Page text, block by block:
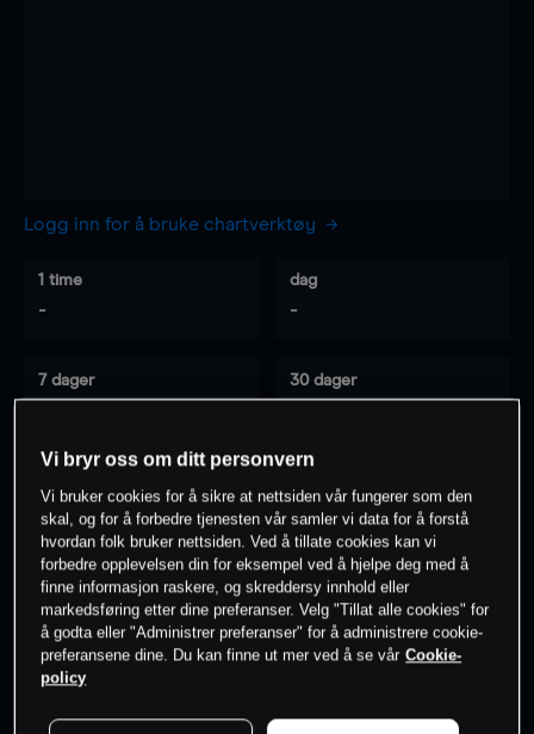
Logg inn for å bruke chartverktøy
1 time
-
dag
-
7 dager 30 dager
0% av kunder erpå dette instrumentet
Søk om konto
Vi bryr oss om ditt personvern
Vi bruker cookies for å sikre at nettsiden vår fungerer som den
skal, og for å forbedre tjenesten vår samler vi data for å forstå
hvordan folk bruker nettsiden. Ved å tillate cookies kan vi
forbedre opplevelsen din for eksempel ved å hjelpe deg med å
finne informasjon raskere, og skreddersy innhold eller
markedsføring etter dine preferanser. Velg "Tillat alle cookies" for
å godta eller "Administrer preferanser" for å administrere cookie-
preferansene dine. Du kan finne ut mer ved å se vår Cookie-
policy